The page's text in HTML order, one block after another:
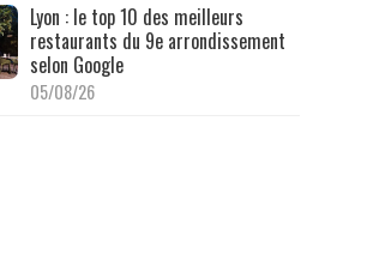
Lyon : le top 10 des meilleurs
restaurants du 9e arrondissement
selon Google
05/08/26